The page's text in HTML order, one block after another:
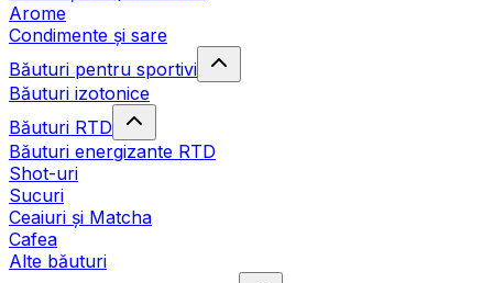
Arome
Condimente și sare
Băuturi pentru sportivi
Băuturi izotonice
Băuturi RTD
Băuturi energizante RTD
Shot-uri
Sucuri
Ceaiuri și Matcha
Cafea
Alte băuturi